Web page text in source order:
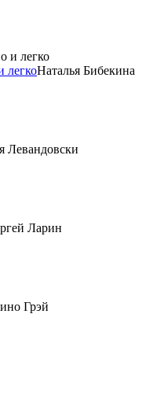
легкоНаталья Бибекина
Левандовски
Ларин
Грэй